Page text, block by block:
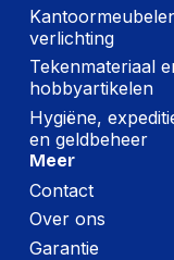
verlichting
Tekenmateriaal
hobbyartikelen
Hygiëne,
en geldbeheer
Meer
Contact
Over ons
Garantie